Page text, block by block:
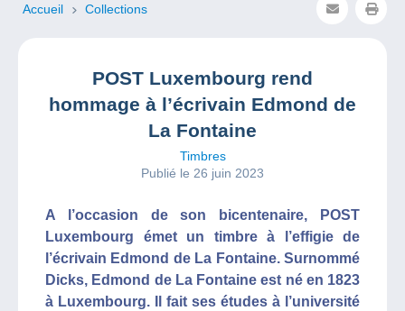
Accueil Collections
POST Luxembourg rend
hommage à l’écrivain Edmond de
La Fontaine
Timbres
Publié le 26 juin 2023
A l’occasion de son bicentenaire, POST
Luxembourg émet un timbre à l’effigie de
l’écrivain Edmond de La Fontaine. Surnommé
Dicks, Edmond de La Fontaine est né en 1823
à Luxembourg. Il fait ses études à l’université